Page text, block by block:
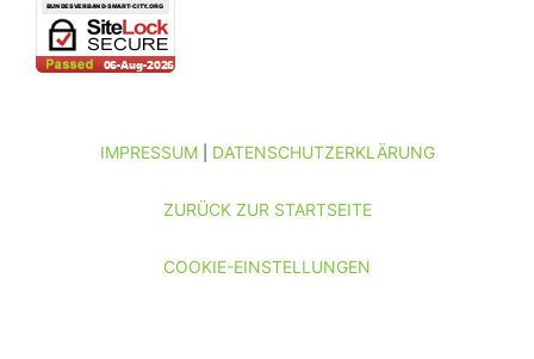
IMPRESSUM| DATENSCHUTZERKLÄRUNG
ZURÜCK ZUR STARTSEITE
COOKIE-EINSTELLUNGEN